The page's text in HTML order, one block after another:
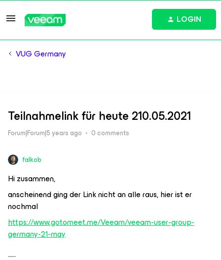
LOGIN
VUG Germany
Teilnahmelink für heute 210.05.2021
Forum|Forum|5 years ago 0 comments
falkob
Hi zusammen,
anscheinend ging der Link nicht an alle raus, hier ist er
nochmal
https://www.gotomeet.me/Veeam/veeam-user-group-
germany-21-may